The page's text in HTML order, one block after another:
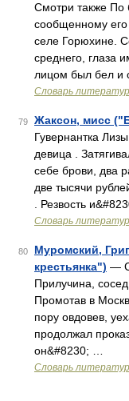
Смотри также По
сообщенному его
селе Горюхине.
среднего, глаза
лицом был бел и
Словарь
79 Жаксон, мисс
Гувернантка
девица .
себе брови, два
две тысячи
. Резвость
Словарь
80
Муромский,
крестьянка") —
Прилучина,
Промотав в
пору овдовев,
продолжал
он&#8230; …
Словарь